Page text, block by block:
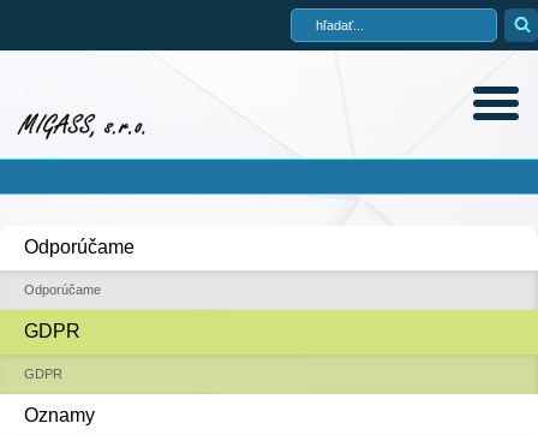
Odporúčame
Odporúčame
GDPR
GDPR
Oznamy